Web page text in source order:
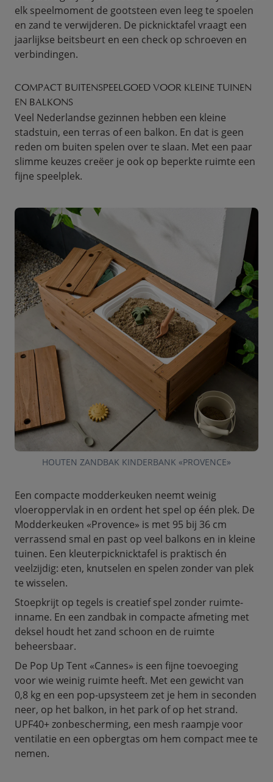
elk speelmoment de gootsteen even leeg te spoelen
en zand te verwijderen. De picknicktafel vraagt een
jaarlijkse beitsbeurt en een check op schroeven en
verbindingen.
COMPACT BUITENSPEELGOED VOOR KLEINE TUINEN
EN BALKONS
Veel Nederlandse gezinnen hebben een kleine
stadstuin, een terras of een balkon. En dat is geen
reden om buiten spelen over te slaan. Met een paar
slimme keuzes creëer je ook op beperkte ruimte een
fijne speelplek.
HOUTEN ZANDBAK KINDERBANK «PROVENCE»
Een compacte modderkeuken neemt weinig
vloeroppervlak in en ordent het spel op één plek. De
Modderkeuken «Provence» is met 95 bij 36 cm
verrassend smal en past op veel balkons en in kleine
tuinen. Een kleuterpicknicktafel is praktisch én
veelzijdig: eten, knutselen en spelen zonder van plek
te wisselen.
Stoepkrijt op tegels is creatief spel zonder ruimte-
inname. En een zandbak in compacte afmeting met
deksel houdt het zand schoon en de ruimte
beheersbaar.
De Pop Up Tent «Cannes» is een fijne toevoeging
voor wie weinig ruimte heeft. Met een gewicht van
0,8 kg en een pop-upsysteem zet je hem in seconden
neer, op het balkon, in het park of op het strand.
UPF40+ zonbescherming, een mesh raampje voor
ventilatie en een opbergtas om hem compact mee te
nemen.